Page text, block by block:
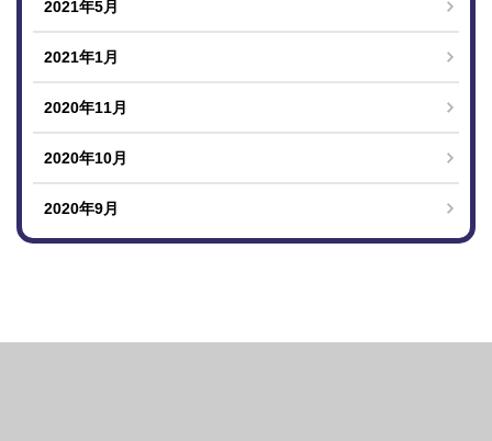
2021年5月
2021年1月
2020年11月
2020年10月
2020年9月